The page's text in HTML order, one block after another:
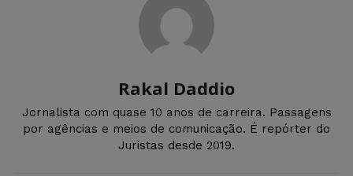
Rakal Daddio
Jornalista com quase 10 anos de carreira. Passagens
por agências e meios de comunicação. É repórter do
Juristas desde 2019.